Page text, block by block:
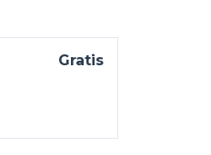
Gratis